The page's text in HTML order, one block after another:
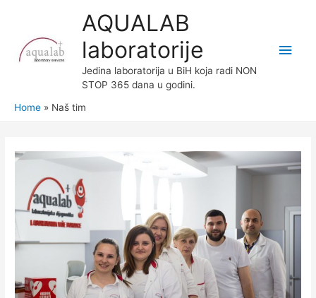
AQUALAB
laboratorije
Jedina laboratorija u BiH koja radi NON
STOP 365 dana u godini.
Main
Home Naš tim